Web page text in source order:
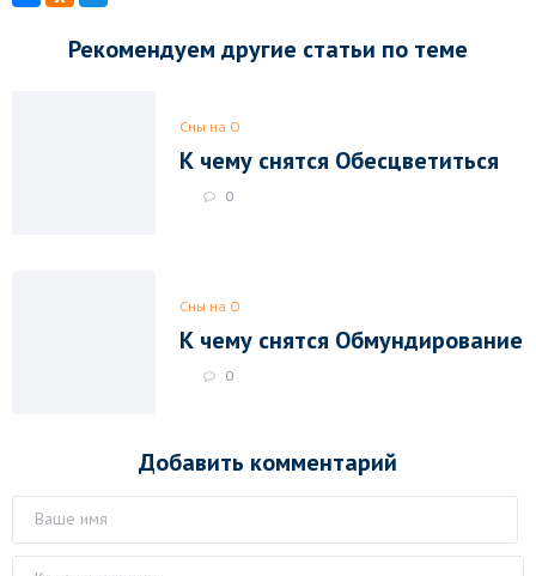
Рекомендуем другие статьи по теме
Сны на О
К чему снятся Обесцветиться
0
Сны на О
К чему снятся Обмундирование
0
Добавить комментарий